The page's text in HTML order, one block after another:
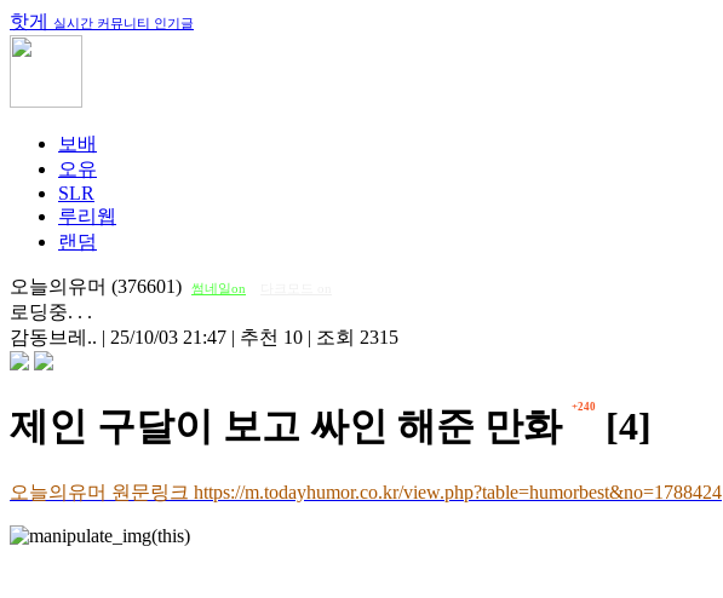
핫게 실시간 커뮤니티 인기글
보배
오유
SLR
루리웹
랜덤
오늘의유머 (376601) 썸네일on
로딩중. . .
감동브레.. | 25/10/03 21:47 | 추천 10 | 조회 2315
제인 구달이 보고 싸인 해준 만화 +240 [4]
오늘의유머 원문링크 https://m.todayhumor.co.kr/view.php?table=humorbest&no=1788424